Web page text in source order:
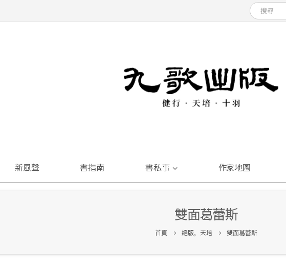
新風聲 書指南 書私事 作家地圖
雙面葛蕾斯
首頁 絕版, 天培 雙面葛蕾斯